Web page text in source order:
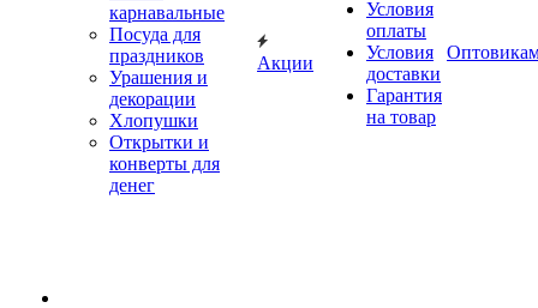
карнавальные
Посуда для
праздников
Урашения и
декорации
Хлопушки
Открытки и
конверты для
денег
Акции
Условия
оплаты
Условия
доставки
Гарантия
на товар